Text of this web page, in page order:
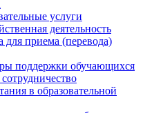
услуги
деятельность
для приема (перевода)
поддержки обучающихся
в образовательной